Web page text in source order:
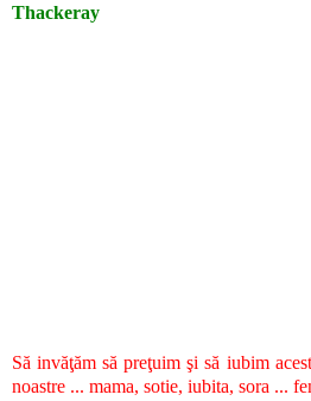
Thackeray
Să invăţăm să preţuim şi să iubim
noastre ... mama, sotie, iubita, sora ...